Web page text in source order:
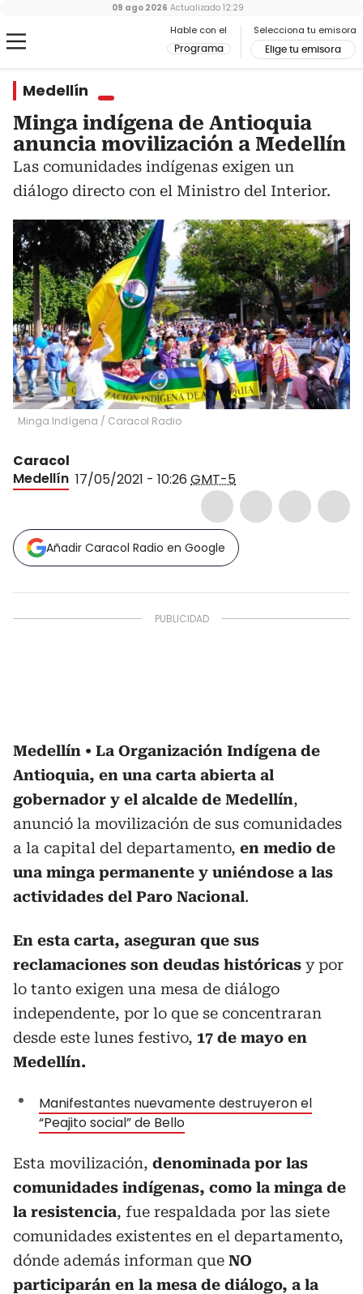
Hable con el
Programa
Selecciona tu emisora
Elige tu emisora
09 ago 2026 Actualizado 12:29
Medellín
Minga indígena de Antioquia
anuncia movilización a Medellín
Las comunidades indígenas exigen un
diálogo directo con el Ministro del Interior.
Minga Indígena / Caracol Radio
Caracol
Medellín 17/05/2021 - 10:26 GMT-5
Añadir Caracol Radio en Google
Medellín
La Organización Indígena de
Antioquia, en una carta abierta al
gobernador y el alcalde de Medellín,
anunció la movilización de sus comunidades
a la capital del departamento, en medio de
una minga permanente y uniéndose a las
actividades del Paro Nacional.
En esta carta, aseguran que sus
reclamaciones son deudas históricas y por
lo tanto exigen una mesa de diálogo
independente, por lo que se concentraran
desde este lunes festivo, 17 de mayo en
Medellín.
Manifestantes nuevamente destruyeron el
“Peajito social” de Bello
Esta movilización, denominada por las
comunidades indígenas, como la minga de
la resistencia, fue respaldada por las siete
comunidades existentes en el departamento,
dónde además informan que NO
participarán en la mesa de diálogo, a la